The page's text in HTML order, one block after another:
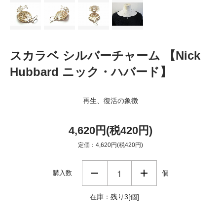
スカラベ シルバーチャーム 【Nick
Hubbard ニック・ハバード】
再生、復活の象徴
4,620円(税420円)
定価：4,620円(税420円)
購入数 個
在庫：残り3[個]